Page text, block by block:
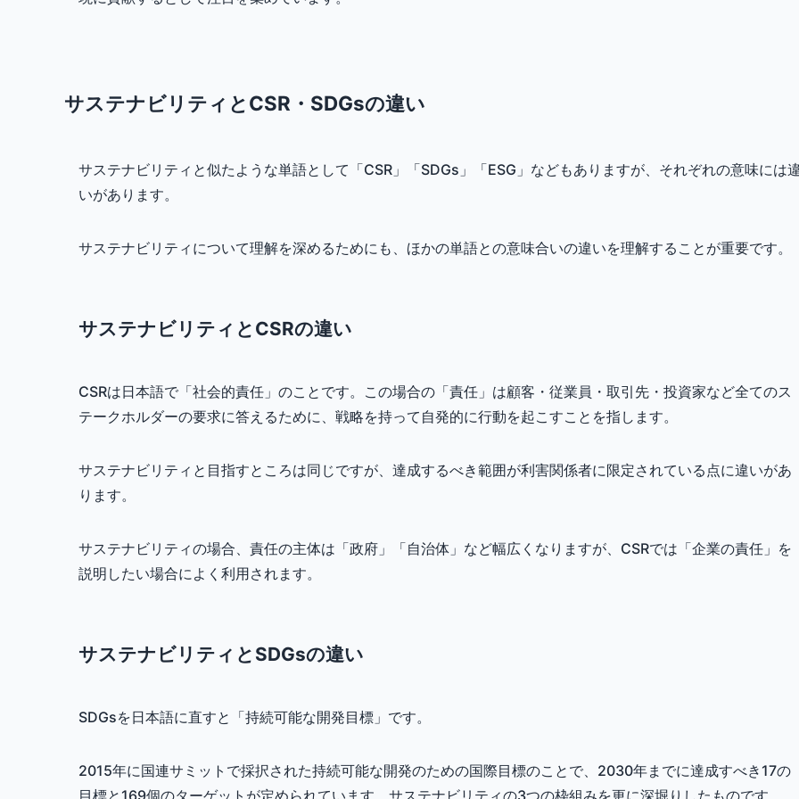
サステナビリティとCSR・SDGsの違い
サステナビリティと似たような単語として「CSR」「SDGs」「ESG」などもありますが、それぞれの意味には
いがあります。
サステナビリティについて理解を深めるためにも、ほかの単語との意味合いの違いを理解することが重要です。
サステナビリティとCSRの違い
CSRは日本語で「社会的責任」のことです。この場合の「責任」は顧客・従業員・取引先・投資家など全てのス
テークホルダーの要求に答えるために、戦略を持って自発的に行動を起こすことを指します。
サステナビリティと目指すところは同じですが、達成するべき範囲が利害関係者に限定されている点に違いがあ
ります。
サステナビリティの場合、責任の主体は「政府」「自治体」など幅広くなりますが、CSRでは「企業の責任」を
説明したい場合によく利用されます。
サステナビリティとSDGsの違い
SDGsを日本語に直すと「持続可能な開発目標」です。
2015年に国連サミットで採択された持続可能な開発のための国際目標のことで、2030年までに達成すべき17の
目標と169個のターゲットが定められています。サステナビリティの3つの枠組みを更に深堀りしたものです。